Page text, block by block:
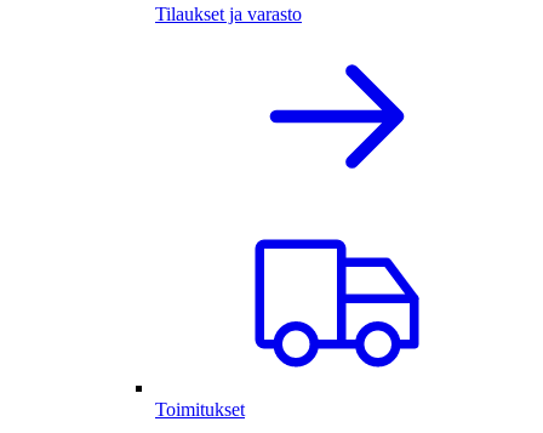
Tilaukset ja varasto
Toimitukset